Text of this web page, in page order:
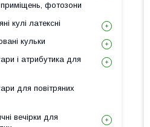
фотозони
кулі латексні
кульки
і атрибутика для
для повітряних
вечірки для